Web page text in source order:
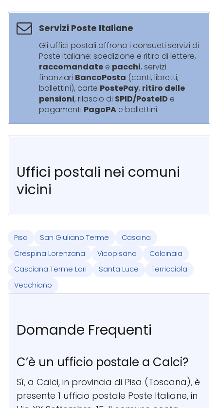
Servizi Poste Italiane
Gli uffici postali offrono i consueti servizi di
Poste Italiane: spedizione e ritiro di lettere,
raccomandate e pacchi, servizi
finanziari BancoPosta (conti, libretti,
bollettini), carte PostePay, ritiro delle
pensioni, rilascio di SPID/PosteID e
pagamenti PagoPA e bollettini.
Uffici postali nei comuni
vicini
Pisa San Giuliano Terme
Cascina
Crespina Lorenzana
Vicopisano
Calcinaia
Casciana Terme Lari
Santa Luce
Terricciola
Vecchiano
Domande Frequenti
C’è un ufficio postale a Calci?
Sì, a Calci, in provincia di Pisa (Toscana), è
presente 1 ufficio postale Poste Italiane, in